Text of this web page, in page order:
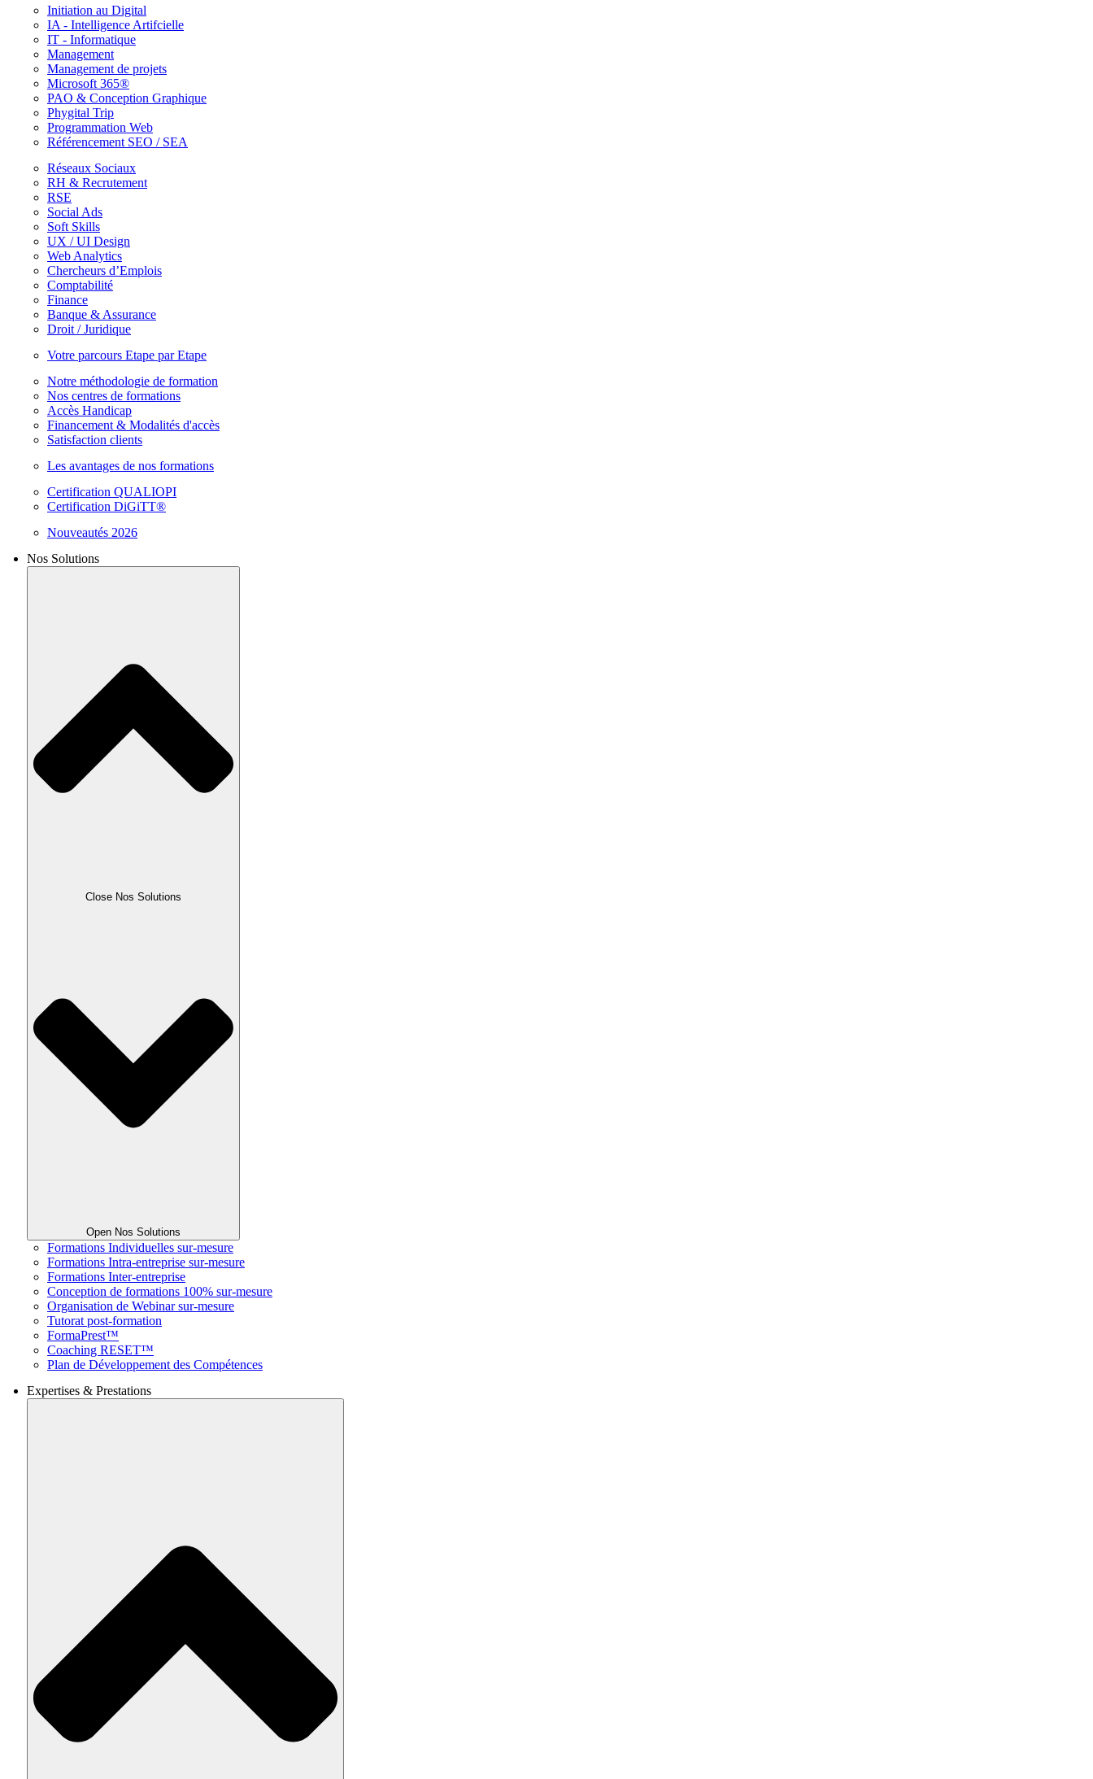
Initiation au Digital
IA - Intelligence Artifcielle
IT - Informatique
Management
Management de projets
Microsoft 365®
PAO & Conception Graphique
Phygital Trip
Programmation Web
Référencement SEO / SEA
Réseaux Sociaux
RH & Recrutement
RSE
Social Ads
Soft Skills
UX / UI Design
Web Analytics
Chercheurs d’Emplois
Comptabilité
Finance
Banque & Assurance
Droit / Juridique
Votre parcours Etape par Etape
Notre méthodologie de formation
Nos centres de formations
Accès Handicap
Financement & Modalités d'accès
Satisfaction clients
Les avantages de nos formations
Certification QUALIOPI
Certification DiGiTT®
Nouveautés 2026
Nos Solutions
Close Nos Solutions
Open Nos Solutions
Formations Individuelles sur-mesure
Formations Intra-entreprise sur-mesure
Formations Inter-entreprise
Conception de formations 100% sur-mesure
Organisation de Webinar sur-mesure
Tutorat post-formation
FormaPrest™
Coaching RESET™
Plan de Développement des Compétences
Expertises & Prestations